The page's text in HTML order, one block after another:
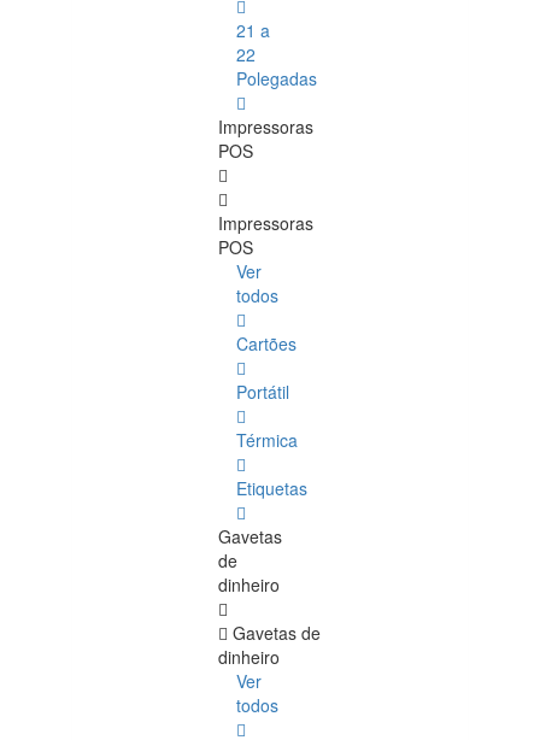
21 a
22
Polegadas
Impressoras
POS
Impressoras
POS
Ver
todos
Cartões
Portátil
Térmica
Etiquetas
Gavetas
de
dinheiro
Gavetas de
dinheiro
Ver
todos